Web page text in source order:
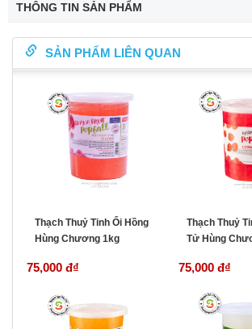
THÔNG TIN SẢN PHẨM
SẢN PHẨM LIÊN QUAN
Thạch Thuỷ Tinh Ổi Hồng
Hùng Chương 1kg
75,000 đ₫
Thạch Thuỷ
Tử Hùng
75,000 đ₫